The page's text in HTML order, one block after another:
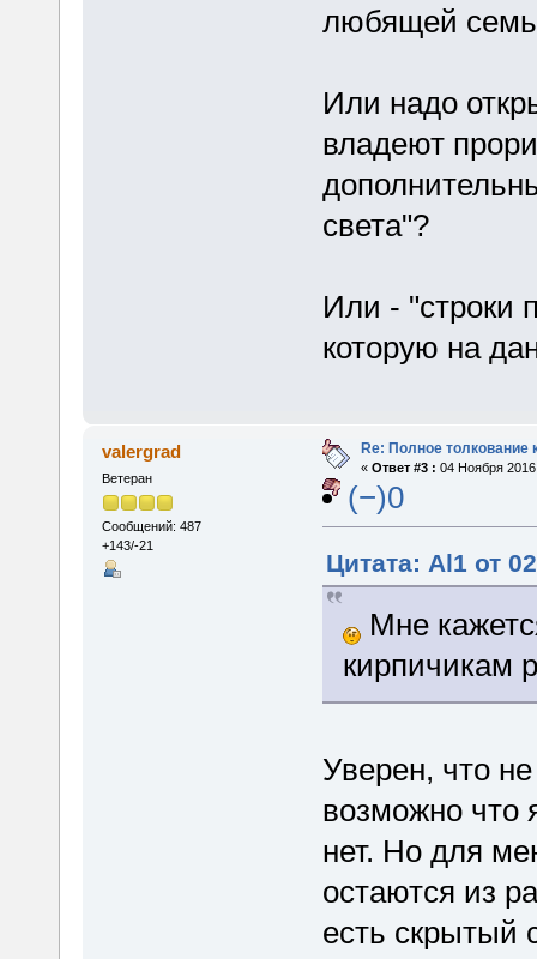
любящей
Или надо
владеют
света"?
Или - "строки
которую на
valergrad
Ветеран
Сообщений: 487
+143/-21
Re: Полное толкование
« Ответ #3 : 04 Ноября
(−)0
Цитата: Al1 от
Мне
кирпичикам
Уверен, что
возможно что
нет. Но для
остаются из
есть скрытый